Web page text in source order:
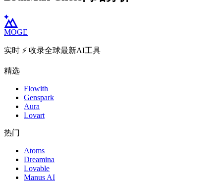
MOGE
实时 ⚡️ 收录全球最新AI工具
精选
Flowith
Genspark
Aura
Lovart
热门
Atoms
Dreamina
Lovable
Manus AI